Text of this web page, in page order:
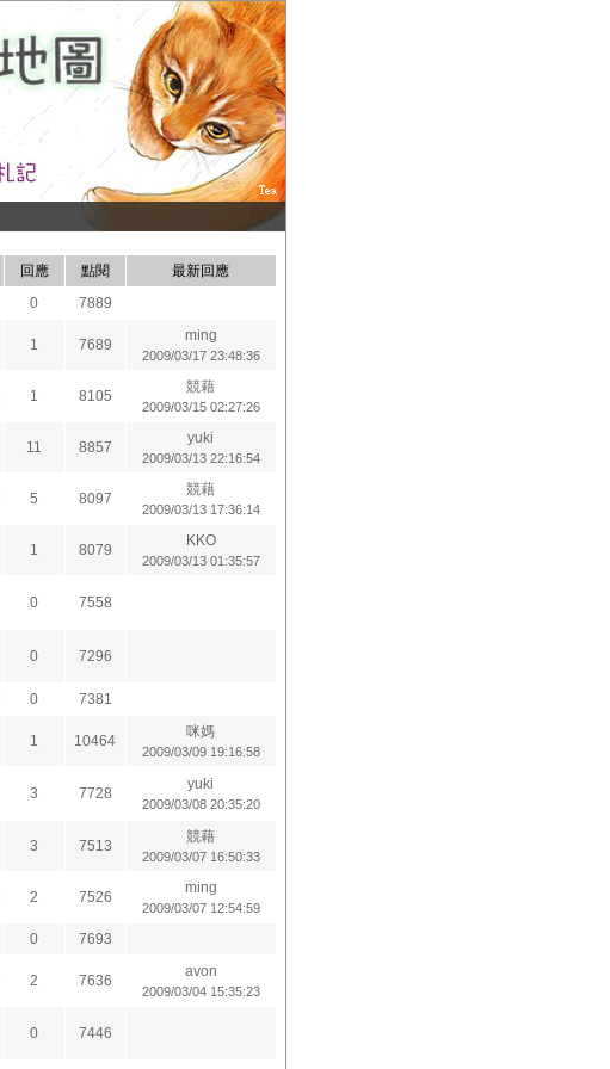
回應 點閱
最新回應
0 7889
1 7689
ming
2009/03/17 23:48:36
1 8105
競藉
2009/03/15 02:27:26
11 8857
yuki
2009/03/13 22:16:54
5 8097
競藉
2009/03/13 17:36:14
1 8079
KKO
2009/03/13 01:35:57
0 7558
0 7296
0 7381
1 10464
咪媽
2009/03/09 19:16:58
3 7728
yuki
2009/03/08 20:35:20
3 7513
競藉
2009/03/07 16:50:33
2 7526
ming
2009/03/07 12:54:59
0 7693
2 7636
avon
2009/03/04 15:35:23
0 7446